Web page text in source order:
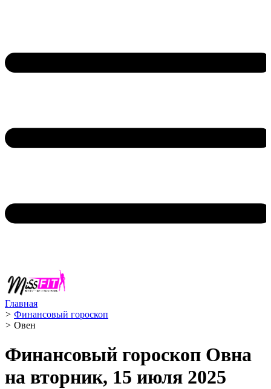
Главная
> Финансовый гороскоп
> Овен ️
Финансовый гороскоп Овна
на вторник, 15 июля 2025